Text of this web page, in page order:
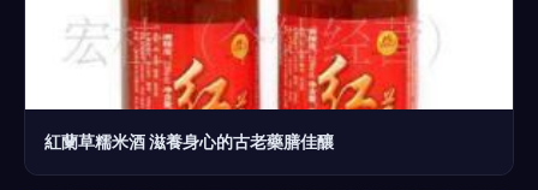
紅蘭草糯米酒 滋養身心的古老藥膳佳釀